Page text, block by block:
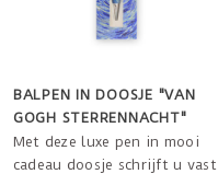
BALPEN IN DOOSJE "VAN
GOGH STERRENNACHT"
Met deze luxe pen in mooi
cadeau doosje schrijft u vast